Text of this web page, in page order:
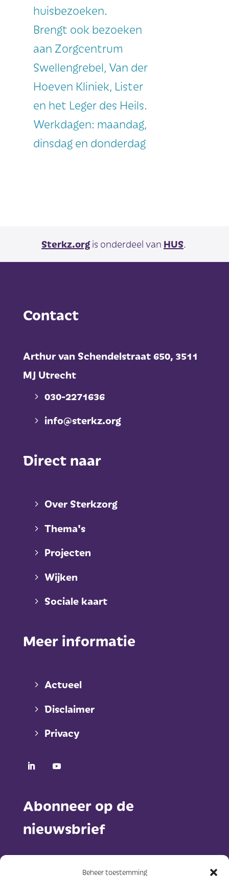
Beheer toestemming
huisbezoeken.
Brengt ook bezoeken
aan Zorgcentrum
Swellengrebel, Van der
Hoeven Kliniek, Lister
en het Leger des Heils.
Werkdagen: maandag,
dinsdag en donderdag
Sterkz.orgis onderdeel van HUS.
Contact
Arthur van Schendelstraat 650, 3511
MJ Utrecht
030-2271636
info@sterkz.org
Direct naar
Over Sterkzorg
Thema's
Projecten
Wijken
Sociale kaart
Meer informatie
Actueel
Disclaimer
Privacy
Abonneer op de
nieuwsbrief